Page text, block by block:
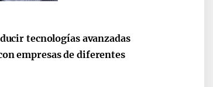
tecnologías avanzadas
empresas de diferentes